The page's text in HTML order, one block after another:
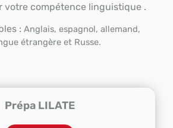
votre compétence linguistique .
: Anglais, espagnol, allemand,
étrangère et Russe.
Prépa LILATE